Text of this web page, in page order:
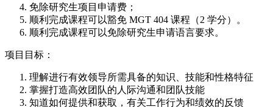
免除研究生项目申请费；
顺利完成课程可以豁免 MGT 404 课程（2 学分）。
顺利完成课程可以免除研究生申请语言要求。
项目目标：
理解进行有效领导所需具备的知识、技能和性格特征
掌握打造高效团队的人际沟通和团队技能
知道如何提供和获取，有关工作行为和绩效的反馈